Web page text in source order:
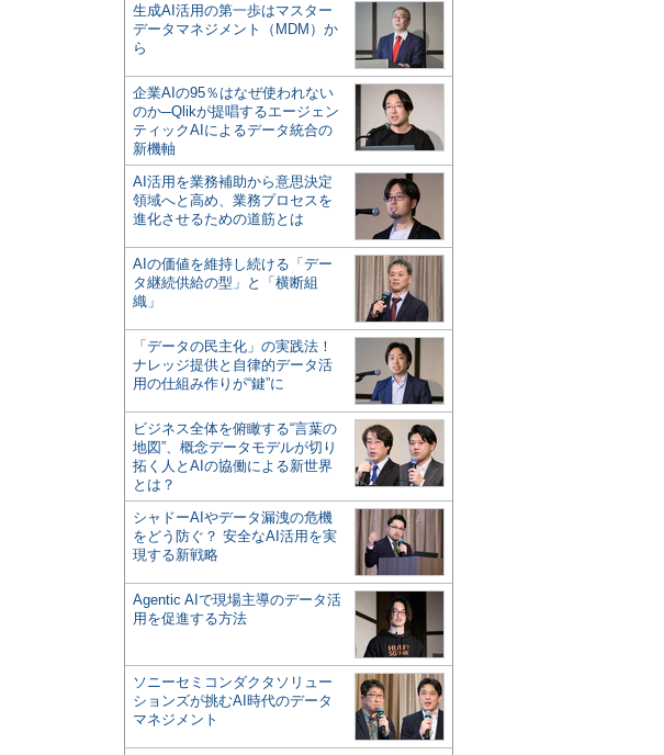
生成AI活用の第一歩はマスター
データマネジメント（MDM）か
ら
企業AIの95％はなぜ使われない
のか─Qlikが提唱するエージェン
ティックAIによるデータ統合の
新機軸
AI活用を業務補助から意思決定
領域へと高め、業務プロセスを
進化させるための道筋とは
AIの価値を維持し続ける「デー
タ継続供給の型」と「横断組
織」
「データの民主化」の実践法！
ナレッジ提供と自律的データ活
用の仕組み作りが“鍵”に
ビジネス全体を俯瞰する“言葉の
地図”、概念データモデルが切り
拓く人とAIの協働による新世界
とは？
シャドーAIやデータ漏洩の危機
をどう防ぐ？ 安全なAI活用を実
現する新戦略
Agentic AIで現場主導のデータ活
用を促進する方法
ソニーセミコンダクタソリュー
ションズが挑むAI時代のデータ
マネジメント